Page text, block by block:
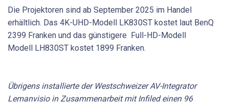
Die Projektoren sind ab September 2025 im Handel
erhältlich. Das 4K-UHD-Modell LK830ST kostet laut BenQ
2399 Franken und das günstigere Full-HD-Modell
Modell LH830ST kostet 1899 Franken.
Übrigens installierte der Westschweizer AV-Integrator
Lemanvisio in Zusammenarbeit mit Infiled einen 96